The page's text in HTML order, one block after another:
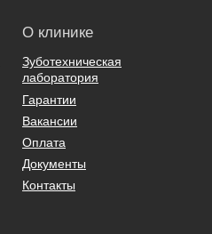
Зуботехническая
лаборатория
Гарантии
Вакансии
Оплата
Документы
О клинике
Контакты